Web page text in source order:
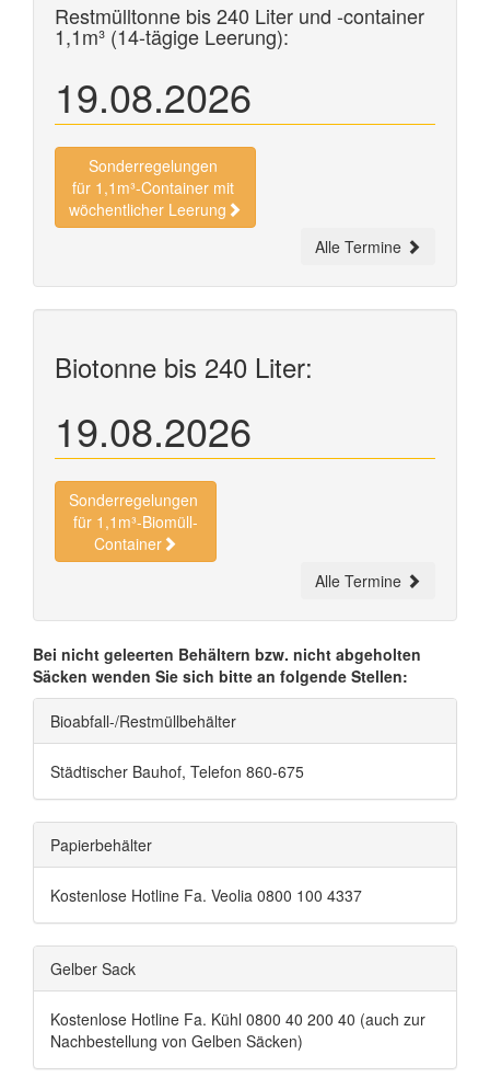
Restmülltonne bis 240 Liter und -container
1,1m³ (14-tägige Leerung):
19.08.2026
Sonderregelungen
für 1,1m³-Container mit
wöchentlicher Leerung
Alle Termine
Biotonne bis 240 Liter:
19.08.2026
Sonderregelungen
für 1,1m³-Biomüll-
Container
Alle Termine
Bei nicht geleerten Behältern bzw. nicht abgeholten
Säcken wenden Sie sich bitte an folgende Stellen:
Bioabfall-/Restmüllbehälter
Städtischer Bauhof, Telefon 860-675
Papierbehälter
Kostenlose Hotline Fa. Veolia 0800 100 4337
Gelber Sack
Kostenlose Hotline Fa. Kühl 0800 40 200 40 (auch zur
Nachbestellung von Gelben Säcken)